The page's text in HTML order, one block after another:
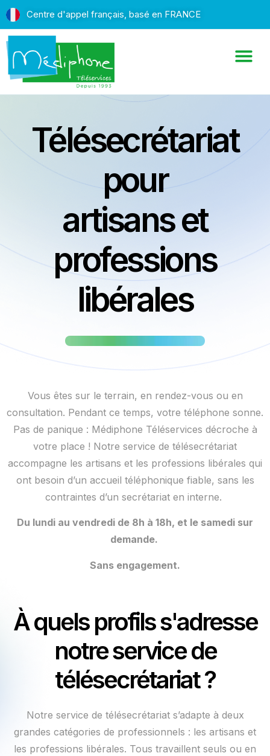
Centre d'appel français, basé en FRANCE
Télésecrétariat
pour
artisans et
professions
libérales
Vous êtes sur le terrain, en rendez-vous ou en
consultation. Pendant ce temps, votre téléphone sonne.
Pas de panique : Médiphone Téléservices décroche à
votre place ! Notre service de télésecrétariat
accompagne les artisans et les professions libérales qui
ont besoin d’un accueil téléphonique fiable, sans les
contraintes d’un secrétariat en interne.
Du lundi au vendredi de 8h à 18h, et le samedi sur
demande.
Sans engagement.
À quels profils s'adresse
notre service de
télésecrétariat ?
Notre service de télésecrétariat s’adapte à deux
grandes catégories de professionnels : les artisans et
les professions libérales. Tous travaillent seuls ou en